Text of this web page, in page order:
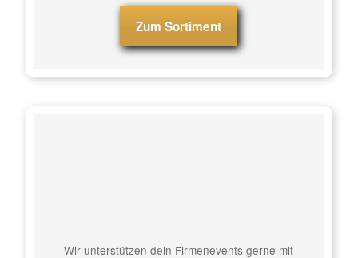
Zum Sortiment
Wir unterstützen dein Firmenevents gerne mit